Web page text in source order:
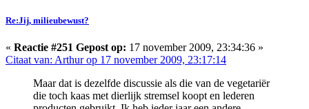
Re:Jij, milieubewust?
« Reactie #251 Gepost op: 17 november 2009, 23:34:36 »
Citaat van: Arthur op 17 november 2009, 23:17:14
Maar dat is dezelfde discussie als die van de vegetariër
die toch kaas met dierlijk stremsel koopt en lederen